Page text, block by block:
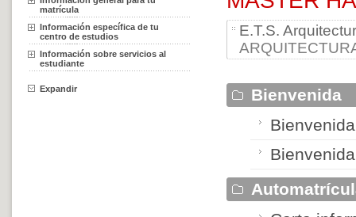
matrícula
Información específica de tu
centro de estudios
Información sobre servicios al
estudiante
Expandir
E.T.S.
Bienvenida